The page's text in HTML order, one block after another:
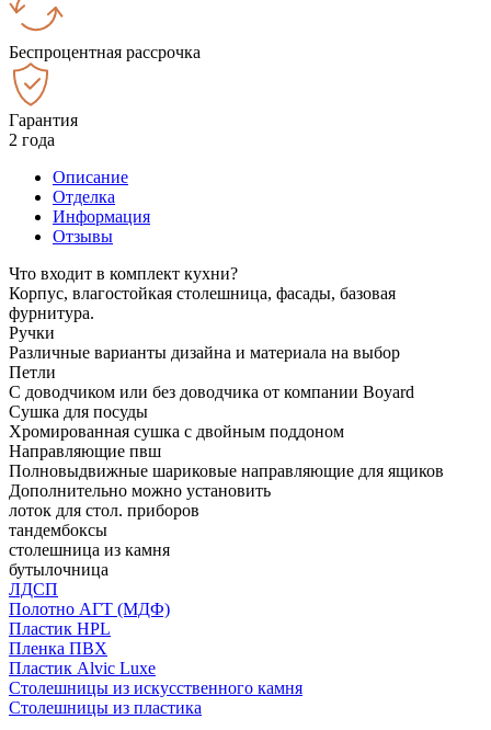
Беспроцентная рассрочка
Гарантия
2 года
Описание
Отделка
Информация
Отзывы
Что входит в комплект кухни?
Корпус, влагостойкая столешница, фасады, базовая
фурнитура.
Ручки
Различные варианты дизайна и материала на выбор
Петли
С доводчиком или без доводчика от компании Boyard
Сушка для посуды
Хромированная сушка с двойным поддоном
Направляющие пвш
Полновыдвижные шариковые направляющие для ящиков
Дополнительно можно установить
лоток для стол. приборов
тандембоксы
столешница из камня
бутылочница
ЛДСП
Полотно АГТ (МДФ)
Пластик HPL
Пленка ПВХ
Пластик Alvic Luxe
Столешницы из искусственного камня
Столешницы из пластика